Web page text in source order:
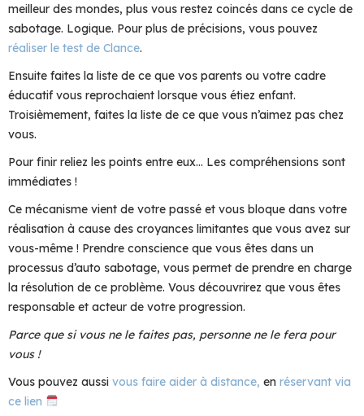
meilleur des mondes, plus vous restez coincés dans ce cycle de
sabotage. Logique. Pour plus de précisions, vous pouvez
réaliser le test de Clance.
Ensuite faites la liste de ce que vos parents ou votre cadre
éducatif vous reprochaient lorsque vous étiez enfant.
Troisièmement, faites la liste de ce que vous n’aimez pas chez
vous.
Pour finir reliez les points entre eux… Les compréhensions sont
immédiates !
Ce mécanisme vient de votre passé et vous bloque dans votre
réalisation à cause des croyances limitantes que vous avez sur
vous-même ! Prendre conscience que vous êtes dans un
processus d’auto sabotage, vous permet de prendre en charge
la résolution de ce problème. Vous découvrirez que vous êtes
responsable et acteur de votre progression.
Parce que si vous ne le faites pas, personne ne le fera pour
vous !
Vous pouvez aussi vous faire aider à distance, en réservant via
ce lien